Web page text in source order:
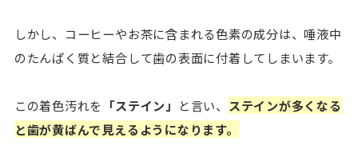
しかし、コーヒーやお茶に含まれる色素の成分は、唾液中
のたんぱく質と結合して歯の表面に付着してしまいます。
この着色汚れを 「ステイン」 と言い、 ステインが多くなる
と歯が黄ばんで見えるようになります。